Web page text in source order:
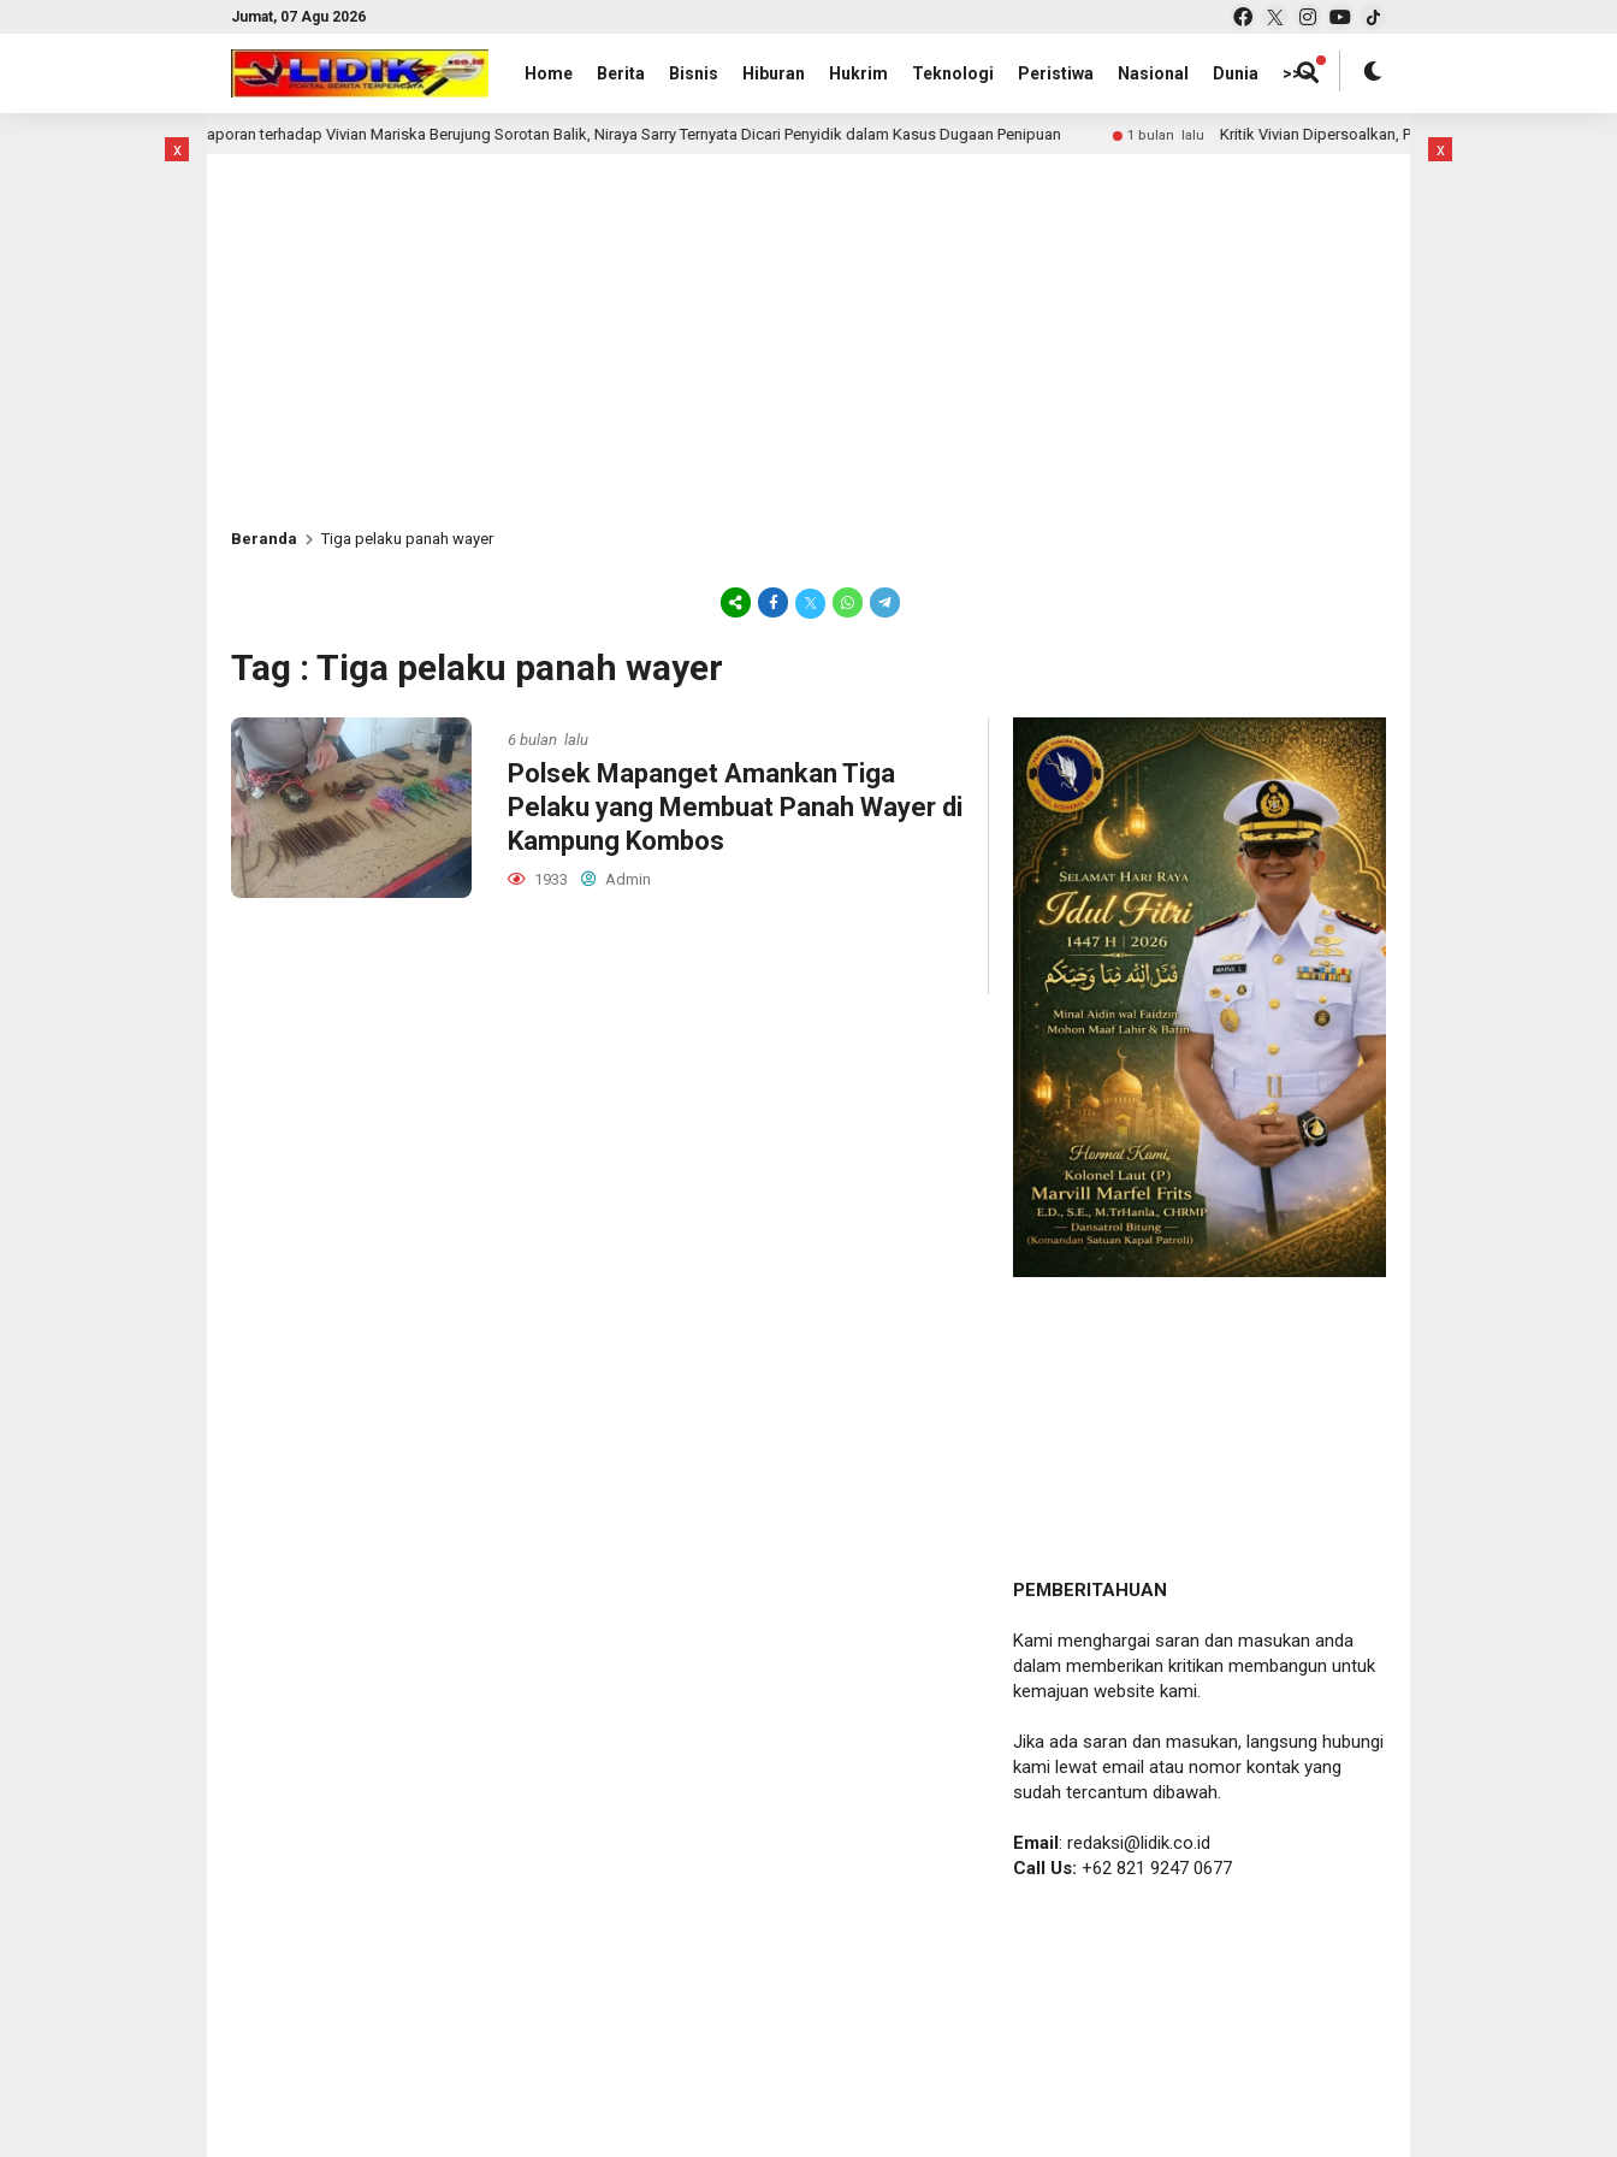
Jumat, 07 Agu 2026
Home Berita Bisnis Hiburan Hukrim Teknologi Peristiwa Nasional Dunia >>>
x
Laporan terhadap Vivian Mariska Berujung Sorotan Balik, Niraya Sarry Ternyata Dicari Penyidik dalam Kasus Dugaan Penipuan 1 bulan lalu Kritik Vivian Dipersoalkan, Publik Tagih Penjelasan: Di Mana Letak
Beranda Tiga pelaku panah wayer
Tag : Tiga pelaku panah wayer
6 bulan lalu
Polsek Mapanget Amankan Tiga
Pelaku yang Membuat Panah Wayer di
Kampung Kombos
1933 Admin
PEMBERITAHUAN
Kami menghargai saran dan masukan anda
dalam memberikan kritikan membangun untuk
kemajuan website kami.
Jika ada saran dan masukan, langsung hubungi
kami lewat email atau nomor kontak yang
sudah tercantum dibawah.
Email: redaksi@lidik.co.id
Call Us: +62 821 9247 0677
x